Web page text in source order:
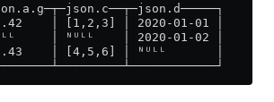
│ [1,2,3] │ 2020-01-01 │
│ ᴺᵁᴸᴸ    │ 2020-01-02 │
│ [4,5,6] │ ᴺᵁᴸᴸ       │